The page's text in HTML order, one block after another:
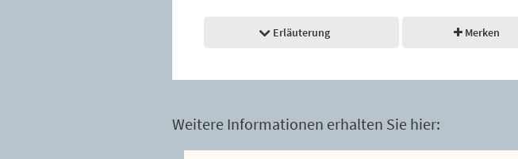
Erläuterung Merken
Weitere Informationen erhalten Sie hier: